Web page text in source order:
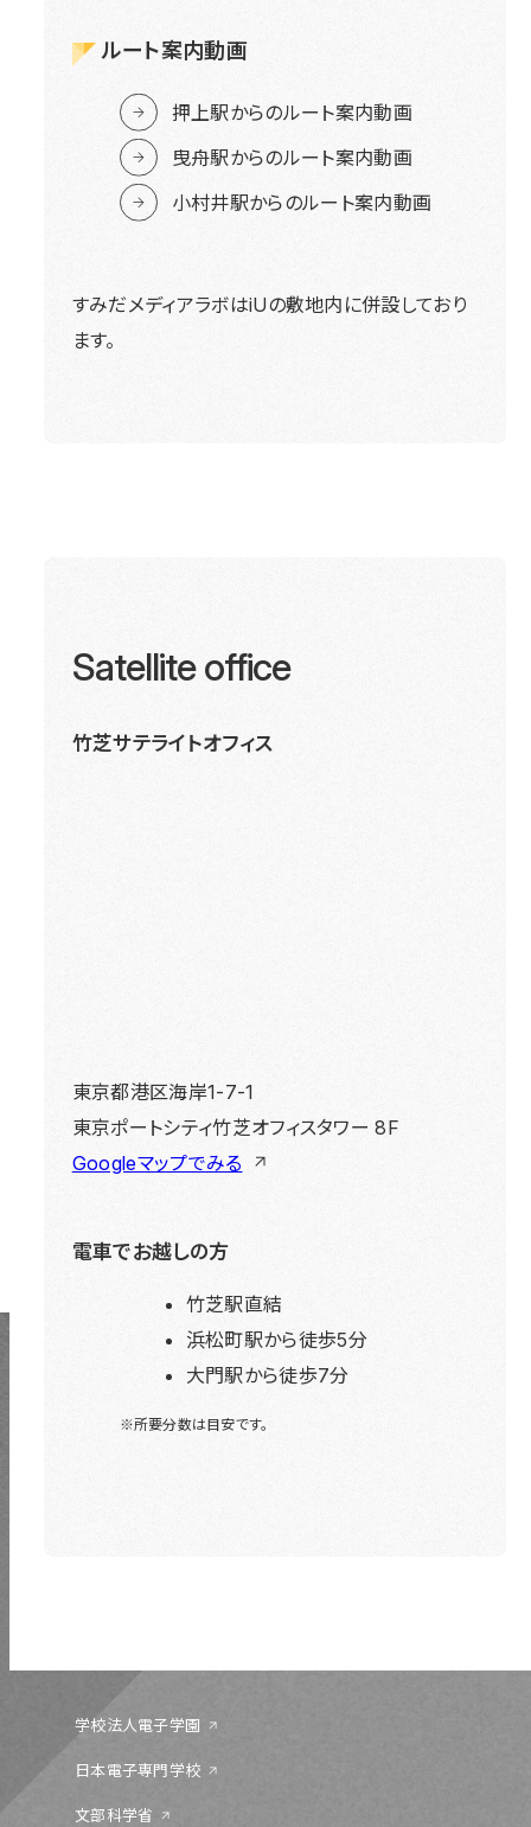
ルート案内動画
押上駅からのルート案内動画
曳舟駅からのルート案内動画
小村井駅からのルート案内動画
すみだメディアラボはiUの敷地内に併設しており
ます。
Satellite office
竹芝サテライトオフィス
東京都港区海岸1-7-1
東京ポートシティ竹芝オフィスタワー 8F
Googleマップでみる
電車でお越しの方
竹芝駅直結
浜松町駅から徒歩5分
大門駅から徒歩7分
※所要分数は目安です。
学校法人電子学園
日本電子専門学校
文部科学省